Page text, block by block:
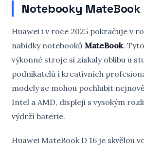
Notebooky MateBook
Huawei i v roce 2025 pokračuje v
nabídky notebooků MateBook.
výkonné stroje si získaly oblibu u
podnikatelů i kreativních
modely se mohou pochlubit
Intel a AMD, displeji s vysokým
výdrží baterie.
Huawei MateBook D 16 je skvělou